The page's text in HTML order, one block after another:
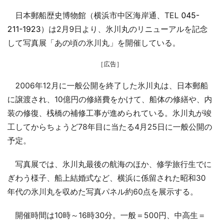
日本郵船歴史博物館（横浜市中区海岸通、TEL 045-
211-1923）は2月9日より、氷川丸のリニューアルを記念
して写真展「あの頃の氷川丸」を開催している。
［広告］
2006年12月に一般公開を終了した氷川丸は、日本郵船
に譲渡され、10億円の修繕費をかけて、船体の修繕や、内
装の修復、桟橋の補修工事が進められている。氷川丸が竣
工してからちょうど78年目に当たる4月25日に一般公開の
予定。
写真展では、氷川丸最後の航海のほか、修学旅行生でに
ぎわう様子、船上結婚式など、横浜に係留された昭和30
年代の氷川丸を収めた写真パネル約60点を展示する。
開催時間は10時～16時30分。一般＝500円、中高生＝